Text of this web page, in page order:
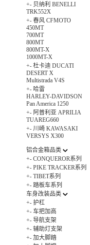
+- 贝纳利 BENELLI
TRK552X
+- 春风 CFMOTO
450MT
700MT
800MT
800MT-X
1000MT-X
+- 杜卡迪 DUCATI
DESERT X
Multistrada V4S
+- 哈雷
HARLEY-DAVIDSON
Pan America 1250
+- 阿普利亚 APRILIA
TUAREG660
+- 川崎 KAWASAKI
VERSYS X300
铝合金箱品类
+- CONQUEROR系列
+- PIKE TRACKER系列
+- TIBET系列
+- 踏板车系列
车身改装品类
+- 护杠
+- 车把加高
+- 导航支架
+- 辅助灯支架
+- 加大脚踏